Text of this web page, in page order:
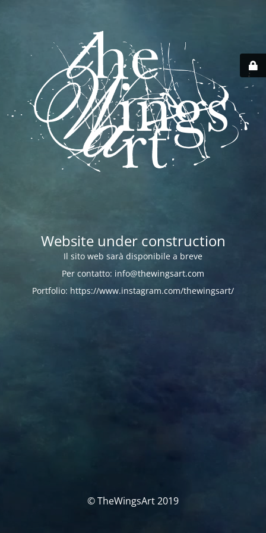
Website under construction
Il sito web sarà disponibile a breve
Per contatto: info@thewingsart.com
Portfolio: https://www.instagram.com/thewingsart/
© TheWingsArt 2019